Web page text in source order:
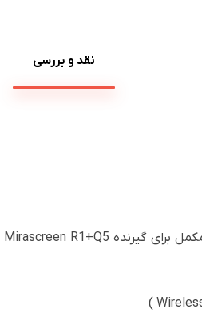
نقد و بررسی